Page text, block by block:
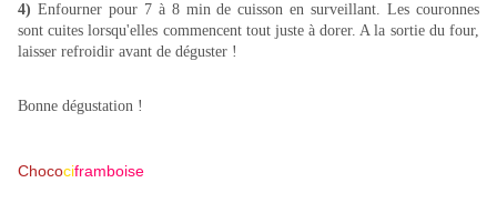
4) Enfourner pour 7 à 8 min de cuisson en surveillant. Les couronnes
sont cuites lorsqu'elles commencent tout juste à dorer. A la sortie du four,
laisser refroidir avant de déguster !
Bonne dégustation !
Chocociframboise